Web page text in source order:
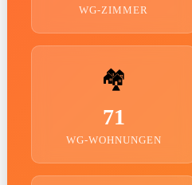
WG-ZIMMER
🏘️
71
WG-WOHNUNGEN